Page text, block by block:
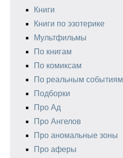
Книги
Книги по эзотерике
Мультфильмы
По книгам
По комиксам
По реальным событиям
Подборки
Про Ад
Про Ангелов
Про аномальные зоны
Про аферы